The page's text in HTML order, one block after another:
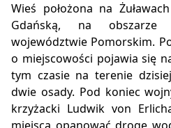
Wieś położona na
Gdańską, na
województwie Pomorskim.
o miejscowości pojawia się
tym czasie na terenie
dwie osady. Pod koniec
krzyżacki Ludwik von